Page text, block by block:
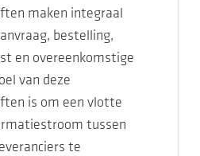
maken integraal
bestelling,
en overeenkomstige
van deze
is om een vlotte
tussen
te